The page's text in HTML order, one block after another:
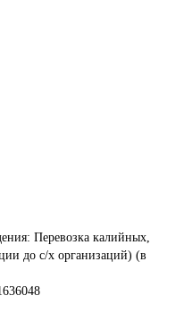
Перевозка калийных,
до с/х организаций) (в